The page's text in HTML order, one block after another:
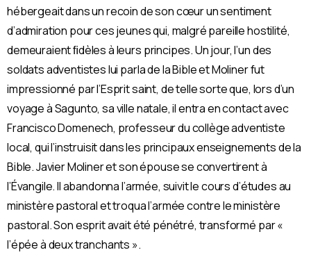
hébergeait dans un recoin de son cœur un sentiment
d’admiration pour ces jeunes qui, malgré pareille hostilité,
demeuraient ﬁdèles à leurs principes. Un jour, l’un des
soldats adventistes lui parla de la Bible et Moliner fut
impressionné par l’Esprit saint, de telle sorte que, lors d’un
voyage à Sagunto, sa ville natale, il entra en contact avec
Francisco Domenech, professeur du collège adventiste
local, qui l’instruisit dans les principaux enseignements de la
Bible. Javier Moliner et son épouse se convertirent à
l’Évangile. Il abandonna l’armée, suivit le cours d’études au
ministère pastoral et troqua l’armée contre le ministère
pastoral. Son esprit avait été pénétré, transformé par «
l’épée à deux tranchants ».